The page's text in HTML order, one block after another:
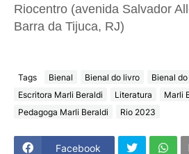
Riocentro (avenida Salvador
Barra da Tijuca, RJ)
Tags Bienal Bienal do livro
Bienal
Escritora Marli Beraldi
Literatura
Marli
Pedagoga Marli Beraldi
Rio 2023
Facebook